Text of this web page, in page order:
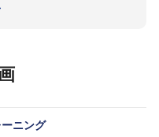
スレティックトレーナーと
、WJBL、社会人ラグビー、
ー、専門学校などの教育機関
ニング